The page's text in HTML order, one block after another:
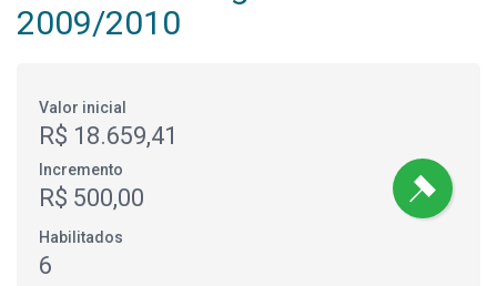
2009/2010
Valor inicial
R$ 18.659,41
Incremento
R$ 500,00
Habilitados
6